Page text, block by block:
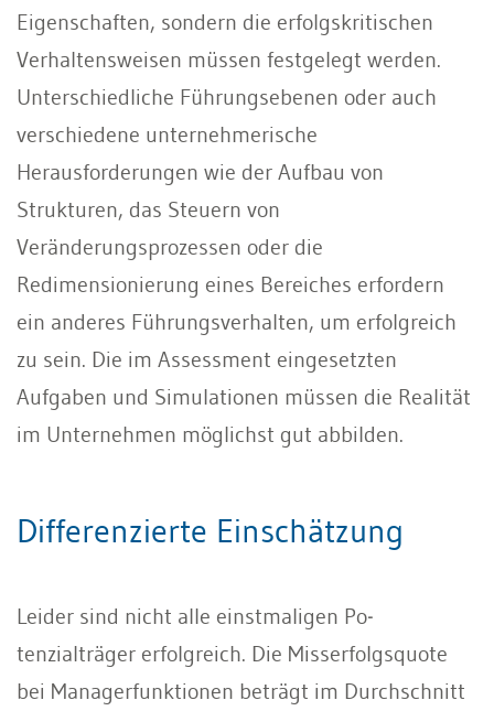
Eigenschaften, sondern die erfolgskritischen
Verhaltensweisen müs­sen festgelegt werden.
Unterschiedliche Führungsebenen oder auch
verschiedene unternehmerische
Herausforderungen wie der Aufbau von
Strukturen, das Steu­ern von
Veränderungsprozessen oder die
Redimensionierung eines Bereiches erfor­dern
ein anderes Führungsverhalten, um erfolgreich
zu sein. Die im Assessment eingesetzten
Aufgaben und Simulatio­nen müssen die Realität
im Unternehmen möglichst gut abbilden.
Differenzierte Einschätzung
Leider sind nicht alle einstmaligen Po­
tenzialträger erfolgreich. Die Misser­folgsquote
bei Managerfunktionen be­trägt im Durchschnitt